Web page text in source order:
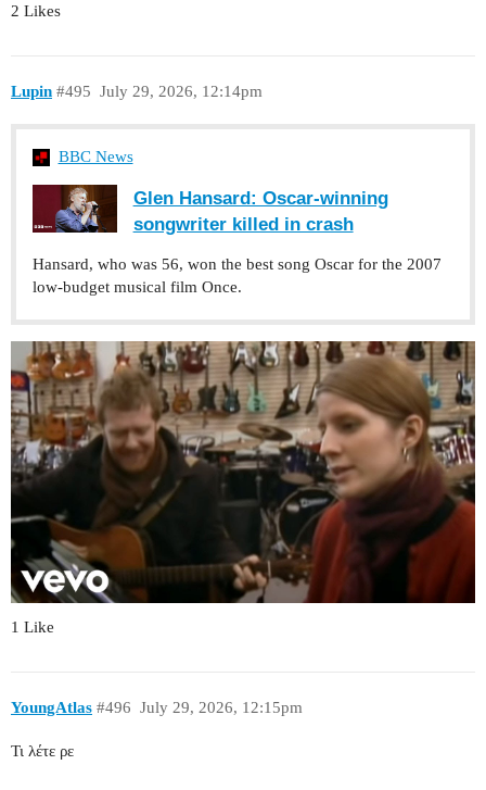
2 Likes
Lupin July 29, 2026, 12:14pm
#495
BBC News
Glen Hansard: Oscar-winning
songwriter killed in crash
Hansard, who was 56, won the best song Oscar for the 2007
low-budget musical film Once.
1 Like
YoungAtlas July 29, 2026, 12:15pm
#496
Τι λέτε ρε